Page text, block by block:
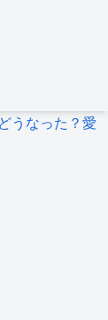
うなった？愛